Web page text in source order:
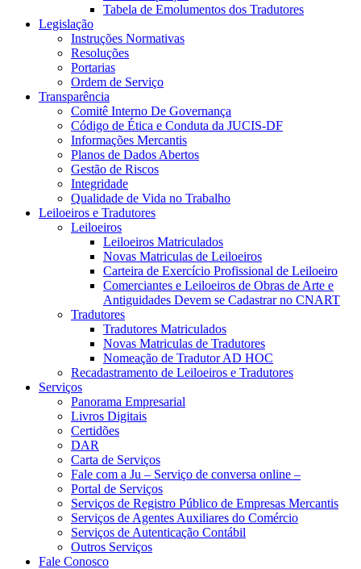
Tabela de Emolumentos dos Tradutores
Legislação
Instruções Normativas
Resoluções
Portarias
Ordem de Serviço
Transparência
Comitê Interno De Governança
Código de Ética e Conduta da JUCIS-DF
Informações Mercantis
Planos de Dados Abertos
Gestão de Riscos
Integridade
Qualidade de Vida no Trabalho
Leiloeiros e Tradutores
Leiloeiros
Leiloeiros Matriculados
Novas Matriculas de Leiloeiros
Carteira de Exercício Profissional de Leiloeiro
Comerciantes e Leiloeiros de Obras de Arte e
Antiguidades Devem se Cadastrar no CNART
Tradutores
Tradutores Matriculados
Novas Matriculas de Tradutores
Nomeação de Tradutor AD HOC
Recadastramento de Leiloeiros e Tradutores
Serviços
Panorama Empresarial
Livros Digitais
Certidões
DAR
Carta de Serviços
Fale com a Ju – Serviço de conversa online –
Portal de Serviços
Serviços de Registro Público de Empresas Mercantis
Serviços de Agentes Auxiliares do Comércio
Serviços de Autenticação Contábil
Outros Serviços
Fale Conosco